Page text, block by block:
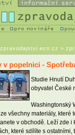
zpravodajstvi.ecn.cz >
v popelnici -
Studie Hnutí
obyvatel České
Washingtonský
všechny materiály, které
v obchodě. Leží zde
které sdílíte s